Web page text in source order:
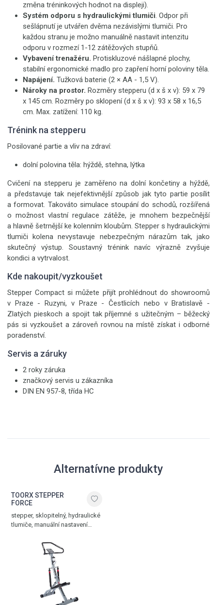
změna tréninkových hodnot na displeji).
Systém odporu s hydraulickými tlumiči. Odpor při
sešlápnutí je utvářen dvěma nezávislými tlumiči. Pro
každou stranu je možno manuálně nastavit intenzitu
odporu v rozmezí 1-12 zátěžových stupňů.
Vybavení trenažéru. Protiskluzové nášlapné plochy,
stabilní ergonomické madlo pro zapření horní poloviny těla.
Napájení. Tužková baterie (2 × AA - 1,5 V).
Nároky na prostor. Rozměry stepperu (d x š x v): 59 x 79
x 145 cm. Rozměry po sklopení (d x š x v): 93 x 58 x 16,5
cm. Max. zatížení: 110 kg.
Trénink na stepperu
Posilované partie a vliv na zdraví:
dolní polovina těla: hýždě, stehna, lýtka
Cvičení na stepperu je zaměřeno na dolní končetiny a hýždě,
a představuje tak nejefektivnější způsob jak tyto partie posílit
a formovat. Takováto simulace stoupání do schodů, rozšířená
o možnost vlastní regulace zátěže, je mnohem bezpečnější
a hlavně šetrnější ke kolenním kloubům. Stepper s hydraulickými
tlumiči kolena nevystavuje nebezpečným nárazům tak, jako
skutečný výstup. Soustavný trénink navíc výrazně zvyšuje
kondici a vytrvalost.
Kde nakoupit/vyzkoušet
Stepper Compact si můžete přijít prohlédnout do showroomů
v Praze - Ruzyni, v Praze - Čestlicích nebo v Bratislavě -
Zlatých pieskoch a spojit tak příjemné s užitečným – běžecký
pás si vyzkoušet a zároveň rovnou na místě získat i odborné
poradenství.
Servis a záruky
2 roky záruka
značkový servis u zákazníka
DIN EN 957-8, třída HC
Alternatívne produkty
TOORX STEPPER
FORCE
stepper, sklopitelný, hydraulické
tlumiče, manuální nastavení
tréninkový počítač, dlaňové
senzory, nosnost 110 kg